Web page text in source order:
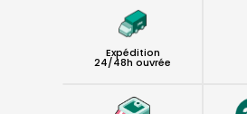
Expédition
24/48h ouvrée